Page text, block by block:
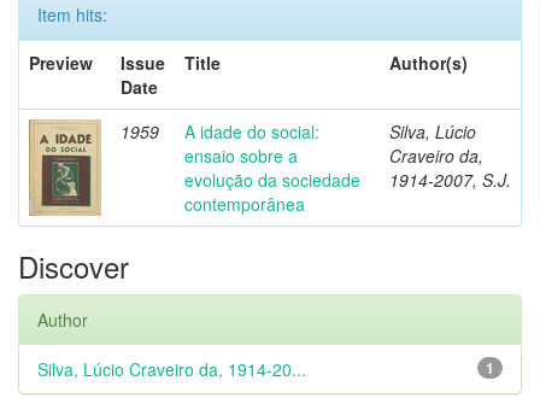
Item hits:
Preview
Issue
Date
Title Author(s)
1959
A idade do social:
ensaio sobre a
evolução da sociedade
contemporânea
Silva, Lúcio
Craveiro da,
1914-2007, S.J.
Discover
Author
1
Silva, Lúcio Craveiro da, 1914-20...